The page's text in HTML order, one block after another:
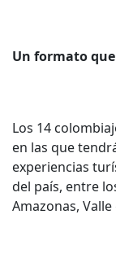
Un formato
Los 14
en las que
experiencias
del país, entre
Amazonas,